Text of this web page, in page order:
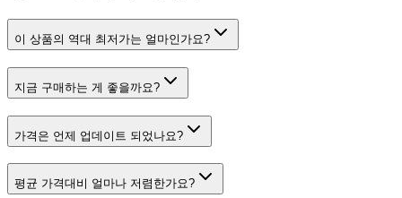
이 상품의 역대 최저가는 얼마인가요?
지금 구매하는 게 좋을까요?
가격은 언제 업데이트 되었나요?
평균 가격대비 얼마나 저렴한가요?